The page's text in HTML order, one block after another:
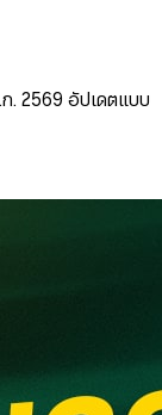
. 2569 อัปเดตแบบ